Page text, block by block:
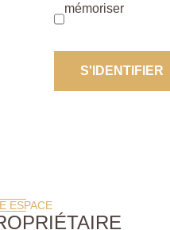
mémoriser
S'IDENTIFIER
ESPACE